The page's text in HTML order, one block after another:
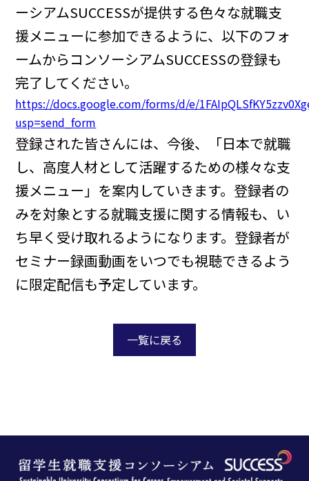
ーシアムSUCCESSが提供する色々な就職支
援メニューに参加できるように、以下のフォ
ームからコンソーシアムSUCCESSの登録も
完了してください。
https://docs.google.com/forms/d/e/
usp=send_form
登録された皆さんには、今後、「日本で就職
し、高度人材として活躍するための様々な支
援メニュー」を案内していきます。登録者の
みを対象とする就職支援に関する情報も、い
ち早く受け取れるようになります。登録者が
セミナー録画動画をいつでも視聴できるよう
に限定配信も予定しています。
一覧に戻る